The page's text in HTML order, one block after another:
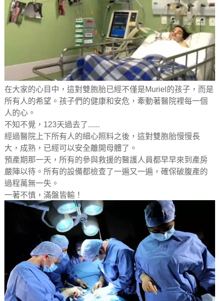
在大家的心目中，這對雙胞胎已經不僅是Muriel的孩子，而是
所有人的希望。孩子們的健康和安危，牽動著醫院裡每一個
人的心。
不知不覺，123天過去了......
經過醫院上下所有人的細心照料之後，這對雙胞胎慢慢長
大，成熟，已經可以安全離開母體了。
預產期那一天，所有的參與救援的醫護人員都早早來到產房
嚴陣以待。所有的設備都檢查了一遍又一遍，確保破腹產的
過程萬無一失。
一著不慎，滿盤皆輸！